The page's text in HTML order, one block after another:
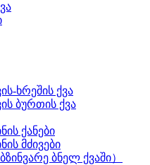
ხრეშის ქვა
ბურთის ქვა
ქანები
მძივები
ბნელ ქვაში）